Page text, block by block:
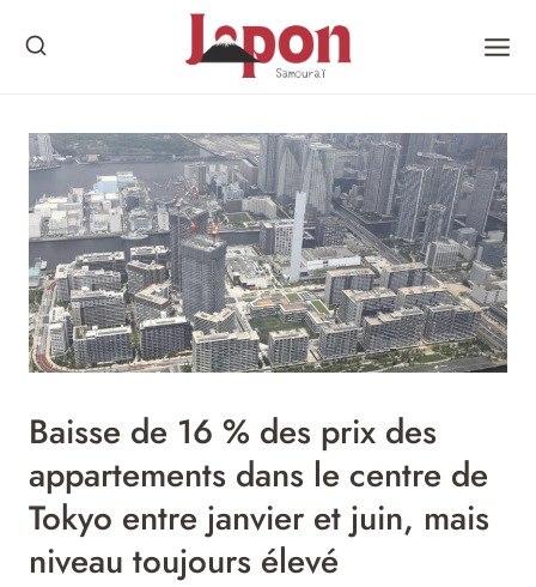
Baisse de 16 % des prix des
appartements dans le centre de
Tokyo entre janvier et juin, mais
niveau toujours élevé